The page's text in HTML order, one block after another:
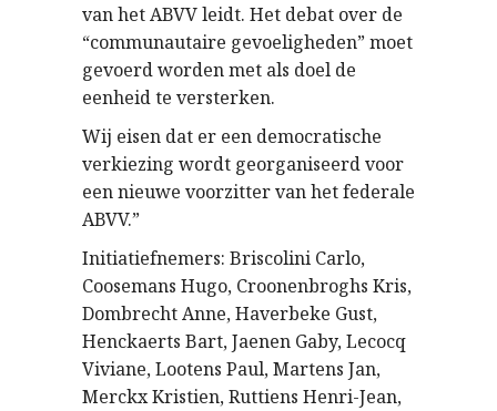
van het ABVV leidt. Het debat over de
“communautaire gevoeligheden” moet
gevoerd worden met als doel de
eenheid te versterken.
Wij eisen dat er een democratische
verkiezing wordt georganiseerd voor
een nieuwe voorzitter van het federale
ABVV.”
Initiatiefnemers: Briscolini Carlo,
Coosemans Hugo, Croonenbroghs Kris,
Dombrecht Anne, Haverbeke Gust,
Henckaerts Bart, Jaenen Gaby, Lecocq
Viviane, Lootens Paul, Martens Jan,
Merckx Kristien, Ruttiens Henri-Jean,